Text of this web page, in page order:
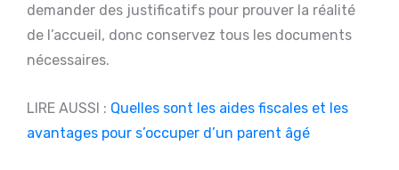
demander des justificatifs pour prouver la réalité
de l’accueil, donc conservez tous les documents
nécessaires.
LIRE AUSSI : Quelles sont les aides fiscales et les
avantages pour s’occuper d’un parent âgé